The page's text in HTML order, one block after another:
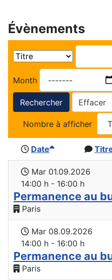
Évènements
Month
Rechercher Effacer
Nombre à afficher
Date
Mar 01.09.2026
14:00 h - 16:00 h
Permanence au
Paris
Mar 08.09.2026
14:00 h - 16:00 h
Permanence au
Paris